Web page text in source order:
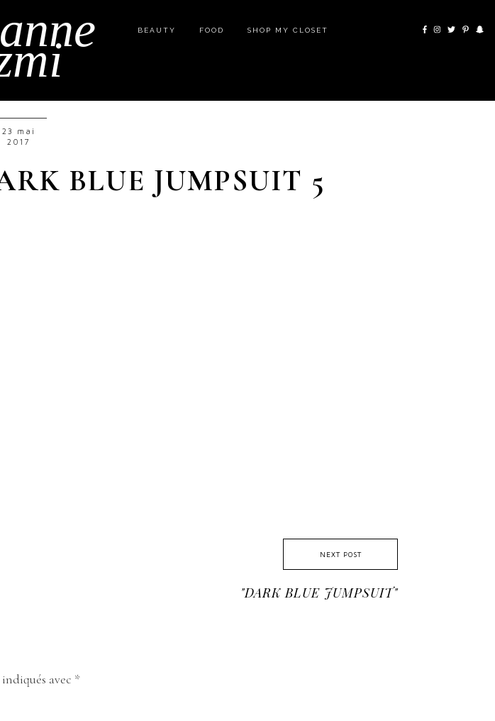
BEAUTY FOOD SHOP MY CLOSET
23 mai
2017
BLUE JUMPSUIT 5
NEXT POST
"DARK BLUE JUMPSUIT"
avec *